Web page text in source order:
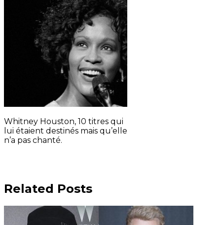
Whitney Houston, 10 titres qui
lui étaient destinés mais qu’elle
n’a pas chanté.
Related Posts